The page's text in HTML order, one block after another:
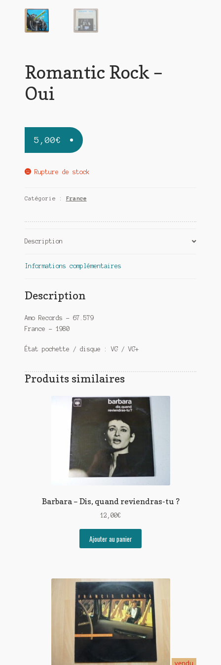
Romantic Rock –
Oui
5,00€
Rupture de stock
Catégorie : France
Description
Informations complémentaires
Description
Amo Records ‎– 67.579
France – 1980
État pochette / disque : VG / VG+
Produits similaires
Barbara – Dis, quand reviendras-tu ?
12,00€
Ajouter au panier